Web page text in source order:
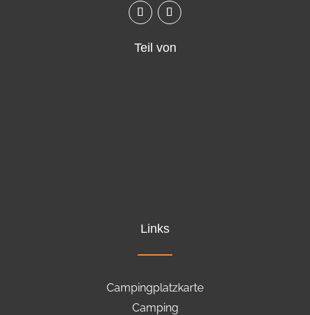
Teil von
Links
Campingplatzkarte
Camping